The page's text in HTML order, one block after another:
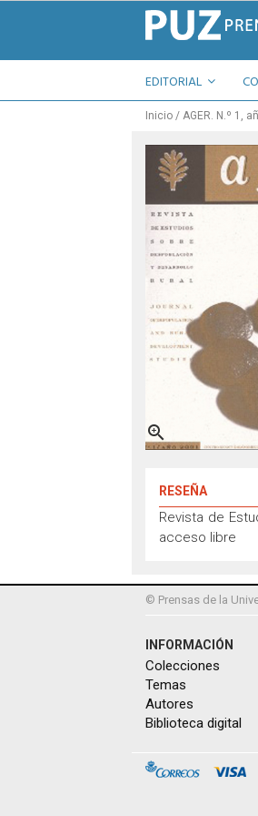
EDITORIAL
Inicio AGER. N.º 1,

RESEÑA
Revista de
acceso libre
© Prensas de la
INFORMACIÓN
Colecciones
Temas
Autores
Biblioteca digital